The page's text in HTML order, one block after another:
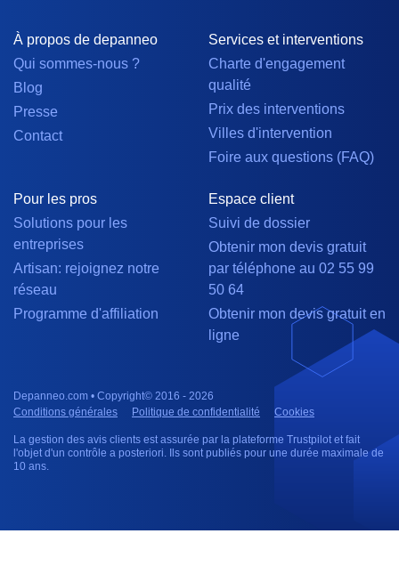
À propos de depanneo
Qui sommes-nous ?
Blog
Presse
Contact
Services et interventions
Charte d'engagement
qualité
Prix des interventions
Villes d'intervention
Foire aux questions (FAQ)
Pour les pros
Solutions pour les
entreprises
Artisan: rejoignez notre
réseau
Programme d'affiliation
Espace client
Suivi de dossier
Obtenir mon devis gratuit
par téléphone au 02 55 99
50 64
Obtenir mon devis gratuit en
ligne
Depanneo.com • Copyright© 2016 - 2026
Conditions générales
Politique de confidentialité Cookies
La gestion des avis clients est assurée par la plateforme Trustpilot et fait
l'objet d'un contrôle a posteriori. Ils sont publiés pour une durée maximale de
10 ans.